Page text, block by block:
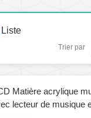
Liste
Trier par
Matière acrylique
lecteur de musique